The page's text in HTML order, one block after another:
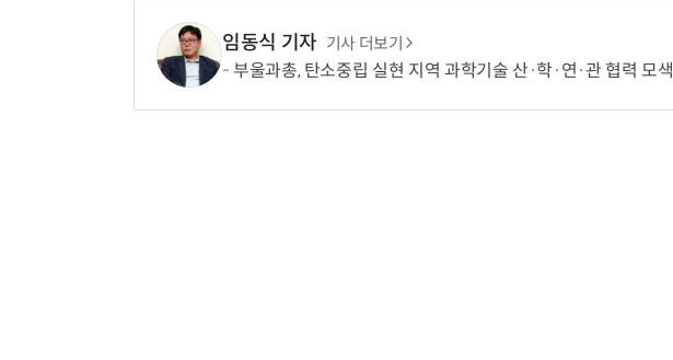
임동식 기자 기사 더보기
부울과총, 탄소중립 실현 지역 과학기술 산·학·연·관 협력 모색